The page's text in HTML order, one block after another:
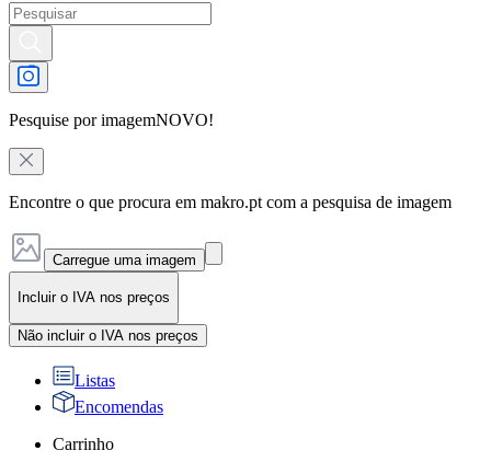
Pesquise por imagemNOVO!
Encontre o que procura em makro.pt com a pesquisa de imagem
Carregue uma imagem
Incluir o IVA nos preços
Não incluir o IVA nos preços
Listas
Encomendas
Carrinho